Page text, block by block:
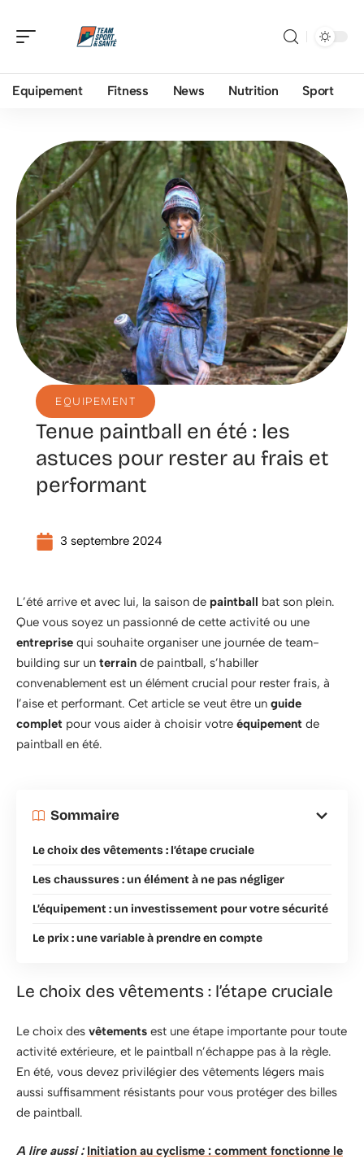
Equipement Fitness News Nutrition Sport
EQUIPEMENT
Tenue paintball en été : les
astuces pour rester au frais et
performant
3 septembre 2024
L’été arrive et avec lui, la saison de paintball bat son plein.
Que vous soyez un passionné de cette activité ou une
entreprise qui souhaite organiser une journée de team-
building sur un terrain de paintball, s’habiller
convenablement est un élément crucial pour rester frais, à
l’aise et performant. Cet article se veut être un guide
complet pour vous aider à choisir votre équipement de
paintball en été.
Sommaire
Le choix des vêtements : l’étape cruciale
Les chaussures : un élément à ne pas négliger
L’équipement : un investissement pour votre sécurité
Le prix : une variable à prendre en compte
Le choix des vêtements : l’étape cruciale
Le choix des vêtements est une étape importante pour toute
activité extérieure, et le paintball n’échappe pas à la règle.
En été, vous devez privilégier des vêtements légers mais
aussi suffisamment résistants pour vous protéger des billes
de paintball.
A lire aussi : Initiation au cyclisme : comment fonctionne le